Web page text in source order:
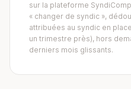
sur la plateforme
« changer de syndic »,
attribuées au syndic en
un trimestre près), hors
derniers mois glissants.